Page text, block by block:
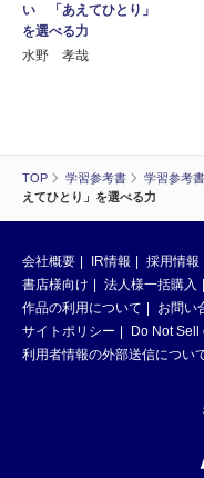
TOP 学習参考書 学習参考
えてひとり」を選べる力
い 「あえてひとり」
を選べる力
水野 孝哉
会社概要 IR情報 採用情報
書店様向け
法人様一括購入
作品の利用について
お問い
サイトポリシー
Do Not
利用者情報の外部送信につい